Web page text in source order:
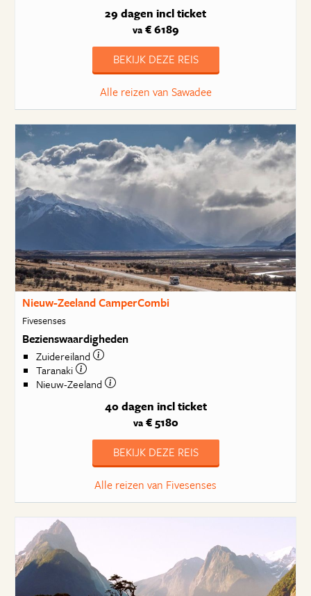
29 dagen incl ticket
va€ 6189
BEKIJK DEZE REIS
Alle reizen van Sawadee
Nieuw-Zeeland CamperCombi
Fivesenses
Bezienswaardigheden
Zuidereiland
Taranaki
Nieuw-Zeeland
40 dagen incl ticket
va€ 5180
BEKIJK DEZE REIS
Alle reizen van Fivesenses